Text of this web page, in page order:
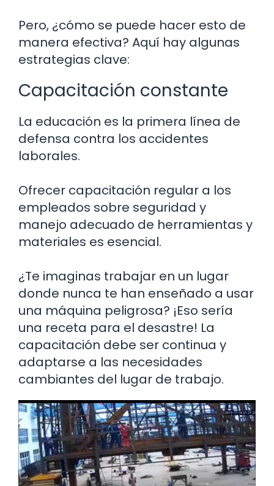
Pero, ¿cómo se puede hacer esto de
manera efectiva? Aquí hay algunas
estrategias clave:
Capacitación constante
La educación es la primera línea de
defensa contra los accidentes
laborales.
Ofrecer capacitación regular a los
empleados sobre seguridad y
manejo adecuado de herramientas y
materiales es esencial.
¿Te imaginas trabajar en un lugar
donde nunca te han enseñado a usar
una máquina peligrosa? ¡Eso sería
una receta para el desastre! La
capacitación debe ser continua y
adaptarse a las necesidades
cambiantes del lugar de trabajo.